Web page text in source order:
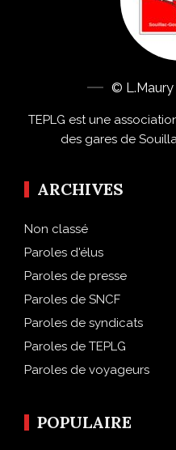
© L.Maury
TEPLG est une
des gares de
ARCHIVES
Non classé
Paroles d'élus
Paroles de presse
Paroles de SNCF
Paroles de syndicats
Paroles de TEPLG
Paroles de voyageurs
POPULAIRE